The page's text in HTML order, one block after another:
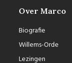
Over Marco
Biografie
Willems-Orde
Lezingen